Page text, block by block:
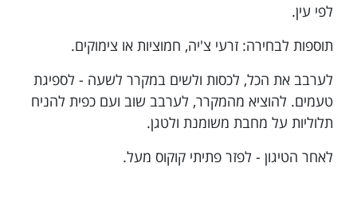
לפי עין.
תוספות לבחירה: זרעי צ'יה, חמוציות או צימוקים.
לערבב את הכל, לכסות ולשים במקרר לשעה - לספיגת
טעמים. להוציא מהמקרר, לערבב שוב ועם כפית להניח
תלוליות על מחבת משומנת ולטגן.
לאחר הטיגון - לפזר פתיתי קוקוס מעל.